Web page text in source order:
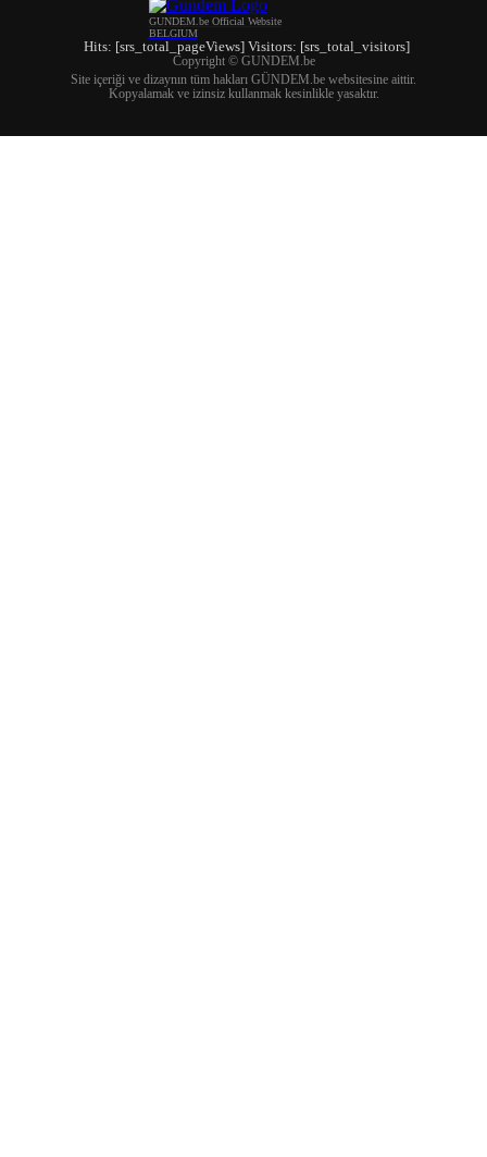
GUNDEM.be Official Website
BELGIUM
Hits: [srs_total_pageViews] Visitors: [srs_total_visitors]
Copyright © GUNDEM.be
Site içeriği ve dizaynın tüm hakları GÜNDEM.be websitesine aittir.
Kopyalamak ve izinsiz kullanmak kesinlikle yasaktır.